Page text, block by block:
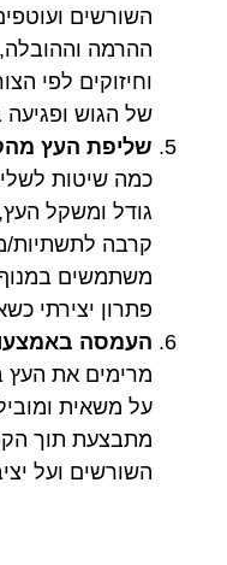
השורשים
ההרמה
וחיזוקים לפי
של הגוש ופגיעה
שליפת העץ
כמה שיטות
גודל ומשקל
קרבה לתשתיות/
משתמשים
פתרון יצירתי
העמסה
מרימים את העץ
על משאית
מתבצעת תוך
השורשים ועל